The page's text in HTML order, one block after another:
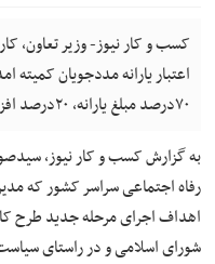
اعتبار یارانه مددجویان
۷۰درصد مبلغ یارانه، ۲۰درصد افزایش می‌یابد.
به گزارش کسب و کار نیوز،
رفاه اجتماعی سراسر کشور که
اهداف اجرای مرحله جدید طرح
شورای اسلامی و در راستای